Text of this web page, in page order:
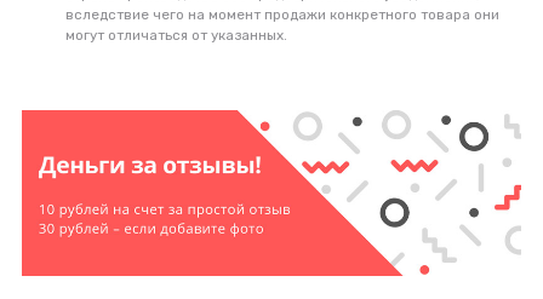
вследствие чего на момент продажи конкретного товара они
могут отличаться от указанных.